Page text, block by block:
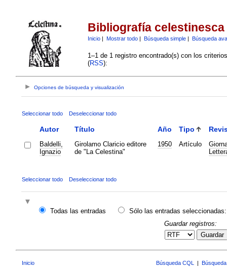
Bibliografía celestinesca
Inicio| Mostrar todo| Búsqueda simple| Búsqueda
1–1 de 1 registro encontrado(s) con los
(RSS):
Opciones de búsqueda y visualización
Seleccionar todo Deseleccionar todo
Autor Título Año Tipo
Baldelli,
Ignazio
Girolamo Claricio editore
de "La Celestina"
1950 Artículo
Seleccionar todo Deseleccionar todo
Todas las entradas
Sólo las entradas seleccionadas:
Guardar registros:
Guardar
Inicio Búsqueda CQL